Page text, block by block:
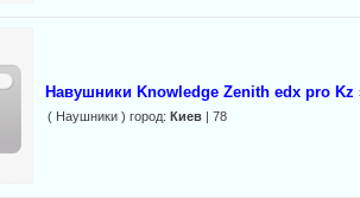
Навушники Knowledge Zenith edx pro
( Наушники ) город: Киев| 78